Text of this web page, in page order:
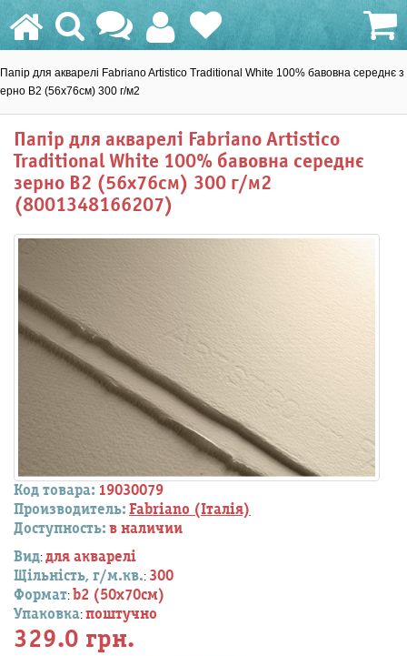
0.0 грн.
Папір для акварелі Fabriano Artistico Traditional White 100% бавовна середнє з
ерно B2 (56х76см) 300 г/м2
Папір для акварелі Fabriano Artistico
Traditional White 100% бавовна середнє
зерно B2 (56х76см) 300 г/м2
(8001348166207)
Код товара: 19030079
Производитель: Fabriano (Італія)
Доступность: в наличии
Вид: для акварелі
Щільність, г/м.кв.: 300
Формат: b2 (50х70см)
Упаковка: поштучно
329.0 грн.